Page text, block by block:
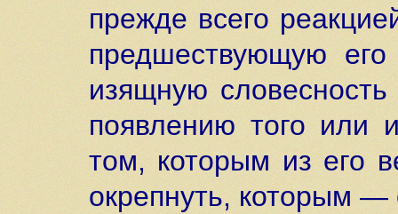
прежде всего
предшествующую
изящную
появлению того или
том, которым из его
окрепнуть, которым —